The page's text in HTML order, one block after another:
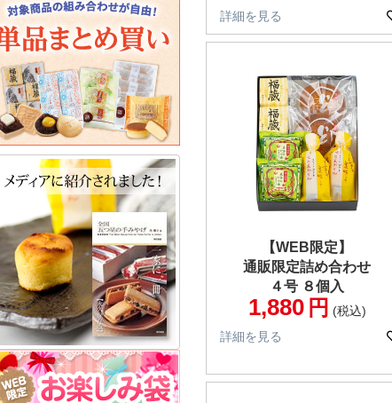
詳細を見る
【WEB限定】
通販限定詰め合わせ
４号 ８個入
1,880
税込
詳細を見る